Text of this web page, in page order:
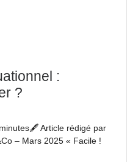
:
?
Article rédigé par
– Mars 2025 « Facile !